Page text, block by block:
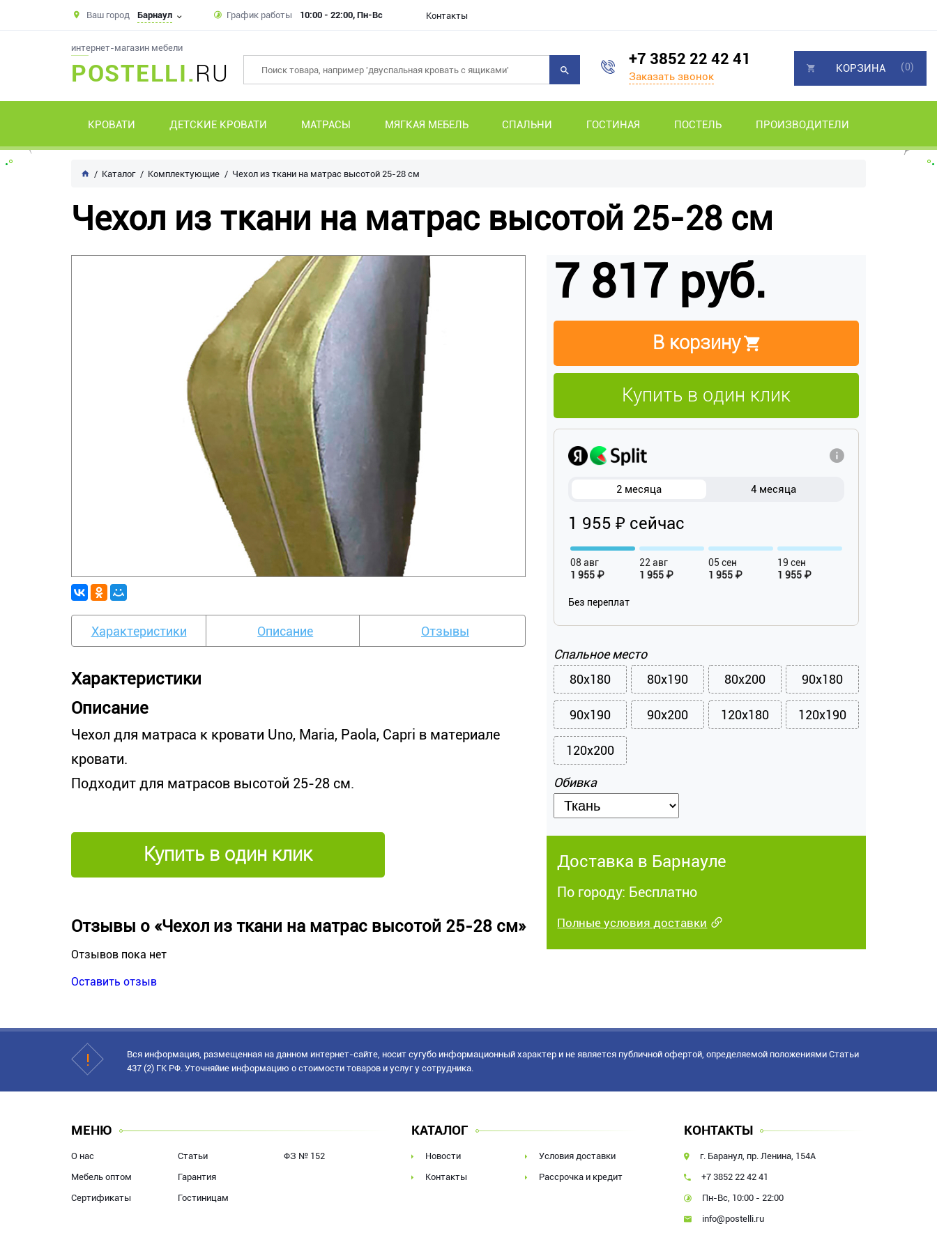
Ваш город Барнаул График работы 10:00 - 22:00, Пн-Вс Контакты
интернет-магазин мебели
POSTELLI.RU
+7 3852 22 42 41
Заказать звонок
КРОВАТИ ДЕТСКИЕ КРОВАТИ МАТРАСЫ МЯГКАЯ МЕБЕЛЬ СПАЛЬНИ ГОСТИНАЯ ПОСТЕЛЬ ПРОИЗВОДИТЕЛИ
КОРЗИНА (0)
Каталог Комплектующие Чехол из ткани на матрас высотой 25-28 см
Чехол из ткани на матрас высотой 25-28 см
Характеристики Описание Отзывы
Характеристики
Описание
Чехол для матраса к кровати Uno, Maria, Paola, Capri в материале
кровати.
Подходит для матрасов высотой 25-28 см.
Купить в один клик
Отзывы о «Чехол из ткани на матрас высотой 25-28 см»
Отзывов пока нет
Оставить отзыв
7 817 руб.
В корзину
Купить в один клик
2 месяца 4 месяца
1 955 ₽ сейчас
08 авг
1 955 ₽
22 авг
1 955 ₽
05 сен
1 955 ₽
19 сен
1 955 ₽
Без переплат
Спальное место
80x180
80x190 80x200 90x180
90x190 90x200 120x180 120x190
120x200
Обивка
Доставка в Барнауле
По городу: Бесплатно
Полные условия доставки
Вся информация, размещенная на данном интернет-сайте, носит сугубо информационный характер и не является публичной офертой, определяемой положениями Статьи
437 (2) ГК РФ. Уточняйие информацию о стоимости товаров и услуг у сотрудника.
МЕНЮ
О нас
Мебель оптом
Сертификаты
Статьи
Гарантия
Гостиницам
ФЗ № 152
КАТАЛОГ
Новости
Контакты
Условия доставки
Рассрочка и кредит
КОНТАКТЫ
г. Баранул, пр. Ленина, 154А
+7 3852 22 42 41
Пн-Вс, 10:00 - 22:00
info@postelli.ru